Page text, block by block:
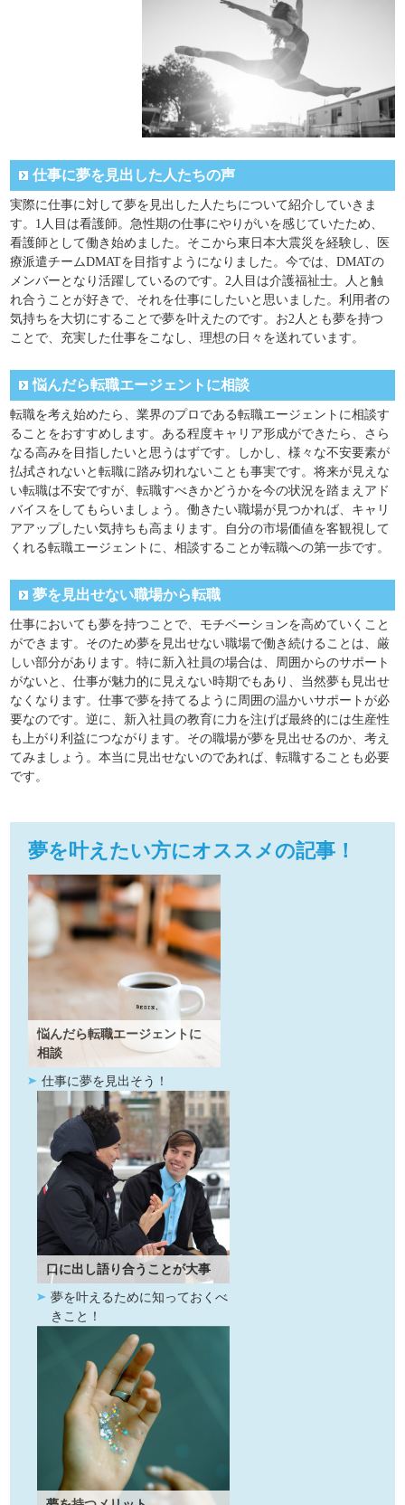
仕事に夢を見出した人たちの声
実際に仕事に対して夢を見出した人たちについて紹介していきま
す。1人目は看護師。急性期の仕事にやりがいを感じていたため、
看護師として働き始めました。そこから東日本大震災を経験し、医
療派遣チームDMATを目指すようになりました。今では、DMATの
メンバーとなり活躍しているのです。2人目は介護福祉士。人と触
れ合うことが好きで、それを仕事にしたいと思いました。利用者の
気持ちを大切にすることで夢を叶えたのです。お2人とも夢を持つ
ことで、充実した仕事をこなし、理想の日々を送れています。
悩んだら転職エージェントに相談
転職を考え始めたら、業界のプロである転職エージェントに相談す
ることをおすすめします。ある程度キャリア形成ができたら、さら
なる高みを目指したいと思うはずです。しかし、様々な不安要素が
払拭されないと転職に踏み切れないことも事実です。将来が見えな
い転職は不安ですが、転職すべきかどうかを今の状況を踏まえアド
バイスをしてもらいましょう。働きたい職場が見つかれば、キャリ
アアップしたい気持ちも高まります。自分の市場価値を客観視して
くれる転職エージェントに、相談することが転職への第一歩です。
夢を見出せない職場から転職
仕事においても夢を持つことで、モチベーションを高めていくこと
ができます。そのため夢を見出せない職場で働き続けることは、厳
しい部分があります。特に新入社員の場合は、周囲からのサポート
がないと、仕事が魅力的に見えない時期でもあり、当然夢も見出せ
なくなります。仕事で夢を持てるように周囲の温かいサポートが必
要なのです。逆に、新入社員の教育に力を注げば最終的には生産性
も上がり利益につながります。その職場が夢を見出せるのか、考え
てみましょう。本当に見出せないのであれば、転職することも必要
です。
夢を叶えたい方にオススメの記事！
悩んだら転職エージェントに
相談
仕事に夢を見出そう！
口に出し語り合うことが大事
夢を叶えるために知っておくべ
きこと！